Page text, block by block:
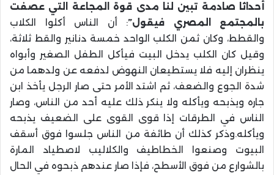
أحداثا صادمة تبين لنا مدى قوة المجاعة التي عصفت
بالمجتمع المصري فيقول”: أن الناس أكلوا الكلاب
والقطط، وكان ثمن الكلب الواحد خمسة دنانير والقط ثلاثة،
وقيل كان الكلب يدخل البيت فيأكل الطفل الصغير وأبواه
ينظران إليه فلا يستطيعان النهوض لدفعه عن ولدهما من
شدة الجوع والضعف، ثم اشتد الأمر حتى صار الرجل يأخذ ابن
جاره ويذبحه ويأكله ولا ينكر ذلك عليه أحد من الناس، وصار
الناس في الطرقات إذا قوى القوى على الضعيف يذبحه
ويأكله.وذكر كذلك أن طائفة من الناس جلسوا فوق أسقف
البيوت وصنعوا الخطاطيف والكلاليب لاصطياد المارة
بالشوارع من فوق الأسطح، فإذا صار عندهم ذبحوه في الحال